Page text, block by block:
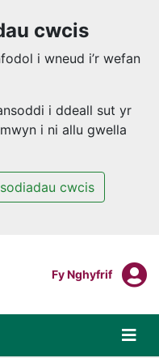
cwcis
i wneud i’r wefan
i ddeall sut yr
i ni allu gwella
cwcis
Mewngofnodi I
Fy Nghyfrif